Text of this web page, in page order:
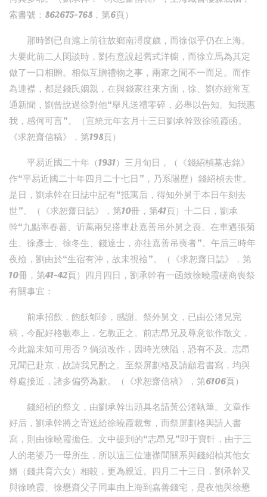
索書號：862675-768，第6頁）
那時劉已自滬上前往故鄉南潯度歲，而徐似乎仍在上海。
大要此前二人閑談時，劉有意說起舊式洋櫥，而徐立馬為其定
做了一口相贈。相似互贈禮物之事，兩家之間不一而足。而作
為連襟，都是錢氏姻親，在與錢家往來方面，徐、劉亦經常互
通新聞，劉曾說過徐對他“舉凡送禮零碎，必舉以告知。知我惠
我，感何可言”。（宣統元年玄月十三日劉承幹致徐曉霞函。
《求恕齋信稿》，第198頁）
平易近國二十年（1931）三月旬日，（《錢紹楨墓志銘》
作“平易近國二十年四月二十七日”，乃系陽歷）錢紹楨去世。
是日，劉承幹在日誌中記有“抵寓后，得知外舅于本日午刻去
世”。（《求恕齋日誌》，第10冊，第41頁）十二日，劉承
幹“九點率春蕃、䜣萬兩兒搭車赴嘉善吊外舅之喪。在車遇張菊
生、徐彥士、徐冬生、錢達士，亦往嘉善吊喪者”。午后三時年
夜殮，劉由於“生宿有沖，故未視襝”。（《求恕齋日誌》，第
10冊，第41-42頁）四月四日，劉承幹有一函致徐曉霞磋商喪祭
有關事宜：
前承招飲，飽飫郇珍，感謝。祭外舅文，已由公渚兄完
稿，今配好格數奉上，乞教正之。前志昂兄及尊意欲作散文，
今此篇未知可用否？倘須改作，因時光狹隘，恐有不及。志昂
兄聞已赴京，故請我兄酌之。至祭屏劃格及請顧君書寫，均與
尊處接近，諸多偏勞為歉。（《求恕齋信稿》，第6106頁）
錢紹楨的祭文，由劉承幹出頭具名請黃公渚執筆。文章作
好后，劉承幹將之寄送給徐曉霞裁奪，而祭屏劃格與請人書
寫，則由徐曉霞擔任。文中提到的“志昂兄”即于寶軒，由于三
人的老婆乃一母所生，所以這三位連襟間關系與錢紹楨其他女
婿（錢共育六女）相較，更為親近。四月二十三日，劉承幹又
與徐曉霞、徐懋齋父子同車由上海到嘉善錢宅，是夜他與徐懋